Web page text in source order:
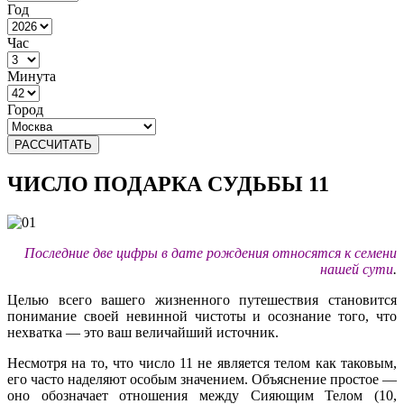
Год
Час
Минута
Город
РАССЧИТАТЬ
ЧИСЛО ПОДАРКА СУДЬБЫ 11
Последние две цифры в дате рождения относятся к семени
нашей сути.
Целью всего вашего жизненного путешествия становится
понимание своей невинной чистоты и осознание того, что
нехватка — это ваш величайший источник.
Несмотря на то, что число 11 не является телом как таковым,
его часто наделяют особым значением. Объяснение простое —
оно обозначает отношения между Сияющим Телом (10,